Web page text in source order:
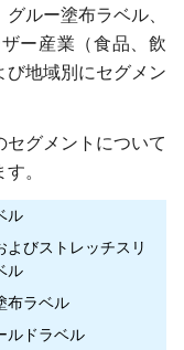
ルー塗布ラベル、
ー産業（食品、飲
地域別にセグメン
グメントについて
。
ル
よびストレッチスリ
ル
布ラベル
ルドラベル